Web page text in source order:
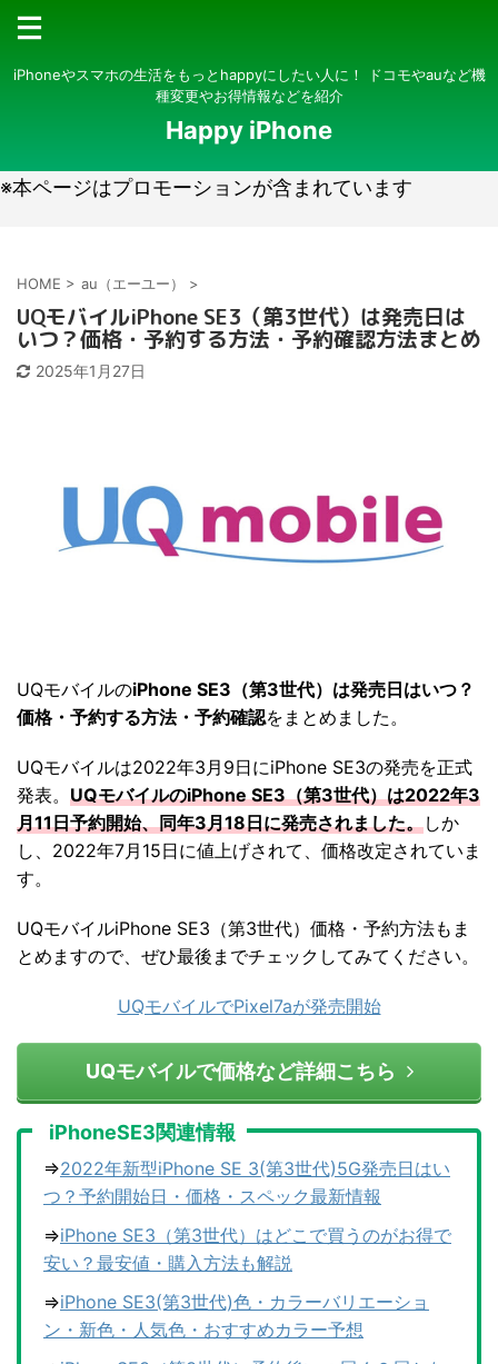
iPhoneやスマホの生活をもっとhappyにしたい人に！ ドコモやauなど機
種変更やお得情報などを紹介
Happy iPhone
※本ページはプロモーションが含まれています
HOME > au（エーユー） >
UQモバイルiPhone SE3（第3世代）は発売日は
いつ？価格・予約する方法・予約確認方法まとめ
2025年1月27日
UQモバイルのiPhone SE3（第3世代）は発売日はいつ？
価格・予約する方法・予約確認をまとめました。
UQモバイルは2022年3月9日にiPhone SE3の発売を正式
発表。 UQモバイルのiPhone SE3（第3世代）は2022年3
月11日予約開始、同年3月18日に発売されました。しか
し、2022年7月15日に値上げされて、価格改定されていま
す。
UQモバイルiPhone SE3（第3世代）価格・予約方法もま
とめますので、ぜひ最後までチェックしてみてください。
UQモバイルでPixel7aが発売開始
UQモバイルで価格など詳細こちら
iPhoneSE3関連情報
⇒2022年新型iPhone SE 3(第3世代)5G発売日はい
つ？予約開始日・価格・スペック最新情報
⇒iPhone SE3（第3世代）はどこで買うのがお得で
安い？最安値・購入方法も解説
⇒iPhone SE3(第3世代)色・カラーバリエーショ
ン・新色・人気色・おすすめカラー予想